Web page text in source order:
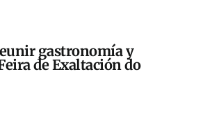
gastronomía y
de Exaltación do